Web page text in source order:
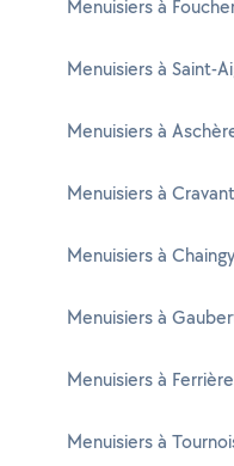
Menuisiers à
Menuisiers à Saint-
Menuisiers à
Menuisiers à Cravant
Menuisiers à Chaingy
Menuisiers à
Menuisiers à
Menuisiers à